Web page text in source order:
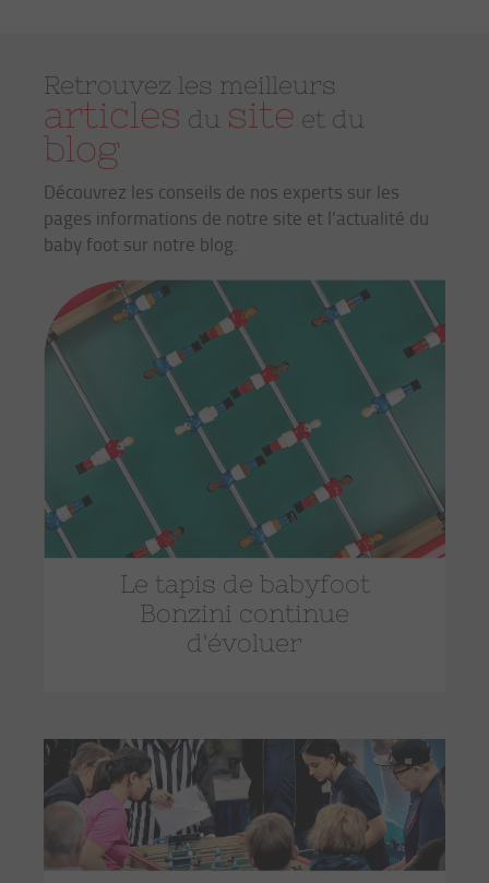
Retrouvez les meilleurs
articles du site et du
blog
Découvrez les conseils de nos experts sur les
pages informations de notre site et l’actualité du
baby foot sur notre blog.
Le tapis de babyfoot
Bonzini continue
d'évoluer